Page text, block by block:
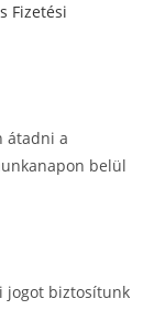
Fizetési
átadni a
belül
jogot biztosítunk